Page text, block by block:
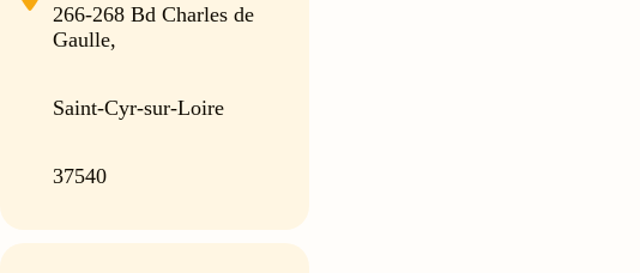
266-268 Bd Charles de
Gaulle,
Saint-Cyr-sur-Loire
37540